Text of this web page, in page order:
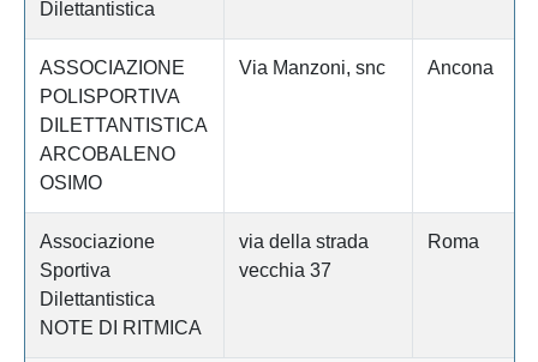
Dilettantistica
ASSOCIAZIONE
POLISPORTIVA
DILETTANTISTICA
ARCOBALENO
OSIMO
Via Manzoni, snc Ancona
Associazione
Sportiva
Dilettantistica
NOTE DI RITMICA
via della strada
vecchia 37
Roma